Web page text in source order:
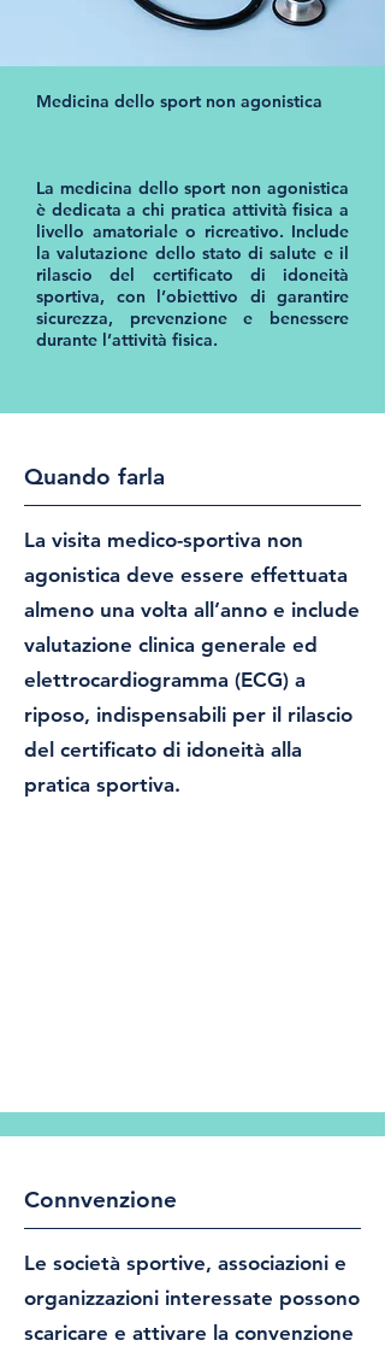
Medicina dello sport non agonistica​
La medicina dello sport non agonistica
è dedicata a chi pratica attività fisica a
livello amatoriale o ricreativo. Include
la valutazione dello stato di salute e il
rilascio del certificato di idoneità
sportiva, con l’obiettivo di garantire
sicurezza, prevenzione e benessere
durante l’attività fisica.
Quando farla
La visita medico-sportiva non
agonistica deve essere effettuata
almeno una volta all’anno e include
valutazione clinica generale ed
elettrocardiogramma (ECG) a
riposo, indispensabili per il rilascio
del certificato di idoneità alla
pratica sportiva.
Connvenzione
Le società sportive, associazioni e
organizzazioni interessate possono
scaricare e attivare la convenzione